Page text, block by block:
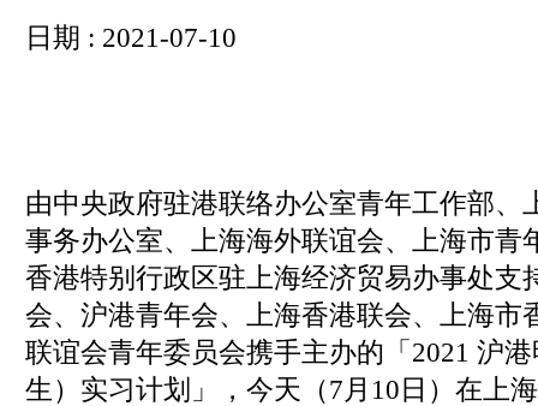
日期 : 2021-07-10
由中央政府驻港联络办公室青年工作部、
事务办公室、上海海外联谊会、上海市青
香港特别行政区驻上海经济贸易办事处支
会、沪港青年会、上海香港联会、上海市
联谊会青年委员会携手主办的「2021 沪
生）实习计划」，今天（7月10日）在上